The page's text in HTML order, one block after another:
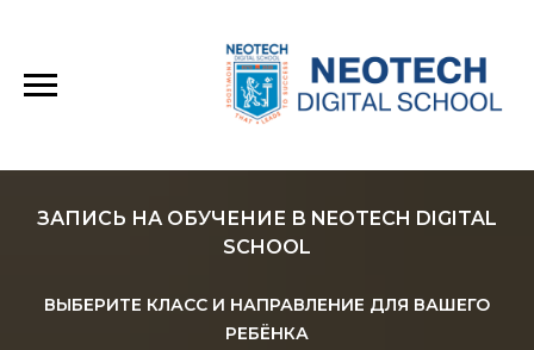
На 2026–2027 Учебный Год
ЗАПИСЬ НА ОБУЧЕНИЕ В NEOTECH DIGITAL
SCHOOL
ВЫБЕРИТЕ КЛАСС И НАПРАВЛЕНИЕ ДЛЯ ВАШЕГО
РЕБЁНКА